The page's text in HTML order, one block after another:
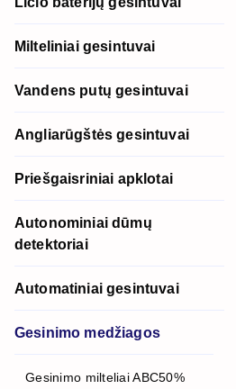
Milteliniai gesintuvai
Vandens putų gesintuvai
Angliarūgštės gesintuvai
Priešgaisriniai apklotai
Autonominiai dūmų
detektoriai
Automatiniai gesintuvai
Gesinimo medžiagos
Gesinimo milteliai ABC50%